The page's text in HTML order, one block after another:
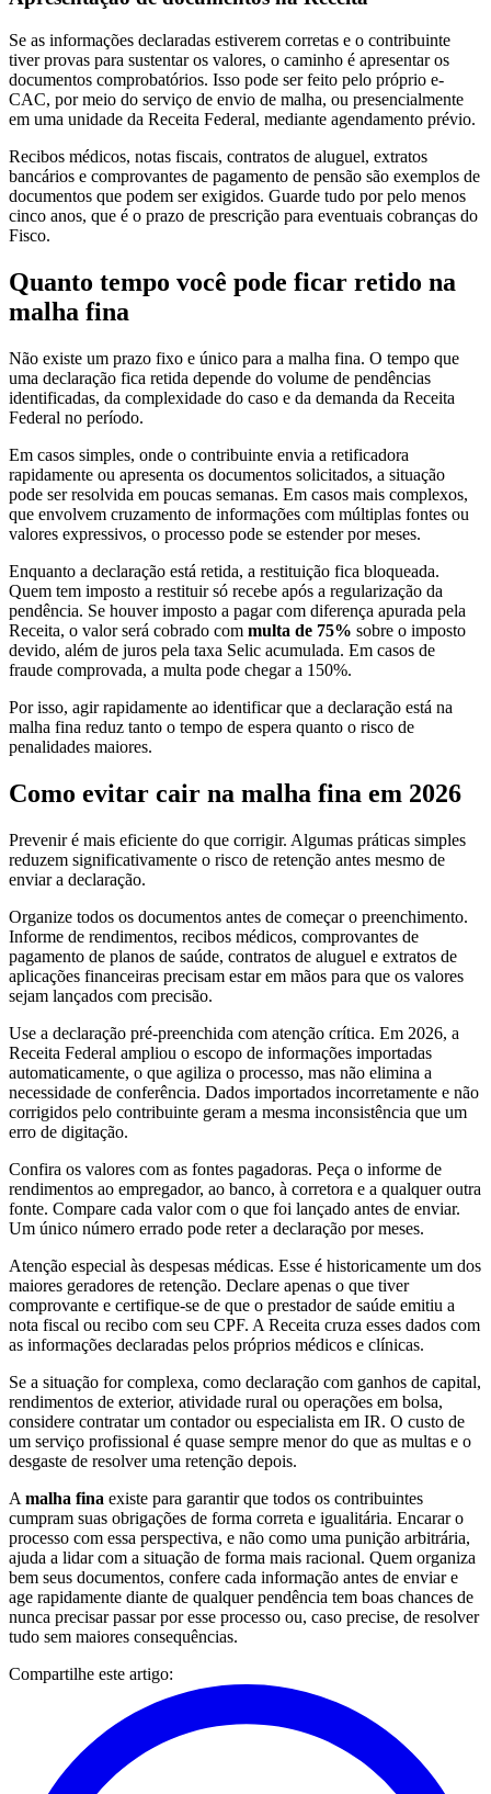
Se as informações declaradas estiverem corretas e o contribuinte
tiver provas para sustentar os valores, o caminho é apresentar os
documentos comprobatórios. Isso pode ser feito pelo próprio e-
CAC, por meio do serviço de envio de malha, ou presencialmente
em uma unidade da Receita Federal, mediante agendamento prévio.
Recibos médicos, notas fiscais, contratos de aluguel, extratos
bancários e comprovantes de pagamento de pensão são exemplos de
documentos que podem ser exigidos. Guarde tudo por pelo menos
cinco anos, que é o prazo de prescrição para eventuais cobranças do
Fisco.
Quanto tempo você pode ficar retido na
malha fina
Não existe um prazo fixo e único para a malha fina. O tempo que
uma declaração fica retida depende do volume de pendências
identificadas, da complexidade do caso e da demanda da Receita
Federal no período.
Em casos simples, onde o contribuinte envia a retificadora
rapidamente ou apresenta os documentos solicitados, a situação
pode ser resolvida em poucas semanas. Em casos mais complexos,
que envolvem cruzamento de informações com múltiplas fontes ou
valores expressivos, o processo pode se estender por meses.
Enquanto a declaração está retida, a restituição fica bloqueada.
Quem tem imposto a restituir só recebe após a regularização da
pendência. Se houver imposto a pagar com diferença apurada pela
Receita, o valor será cobrado com multa de 75% sobre o imposto
devido, além de juros pela taxa Selic acumulada. Em casos de
fraude comprovada, a multa pode chegar a 150%.
Por isso, agir rapidamente ao identificar que a declaração está na
malha fina reduz tanto o tempo de espera quanto o risco de
penalidades maiores.
Como evitar cair na malha fina em 2026
Prevenir é mais eficiente do que corrigir. Algumas práticas simples
reduzem significativamente o risco de retenção antes mesmo de
enviar a declaração.
Organize todos os documentos antes de começar o preenchimento.
Informe de rendimentos, recibos médicos, comprovantes de
pagamento de planos de saúde, contratos de aluguel e extratos de
aplicações financeiras precisam estar em mãos para que os valores
sejam lançados com precisão.
Use a declaração pré-preenchida com atenção crítica. Em 2026, a
Receita Federal ampliou o escopo de informações importadas
automaticamente, o que agiliza o processo, mas não elimina a
necessidade de conferência. Dados importados incorretamente e não
corrigidos pelo contribuinte geram a mesma inconsistência que um
erro de digitação.
Confira os valores com as fontes pagadoras. Peça o informe de
rendimentos ao empregador, ao banco, à corretora e a qualquer outra
fonte. Compare cada valor com o que foi lançado antes de enviar.
Um único número errado pode reter a declaração por meses.
Atenção especial às despesas médicas. Esse é historicamente um dos
maiores geradores de retenção. Declare apenas o que tiver
comprovante e certifique-se de que o prestador de saúde emitiu a
nota fiscal ou recibo com seu CPF. A Receita cruza esses dados com
as informações declaradas pelos próprios médicos e clínicas.
Se a situação for complexa, como declaração com ganhos de capital,
rendimentos de exterior, atividade rural ou operações em bolsa,
considere contratar um contador ou especialista em IR. O custo de
um serviço profissional é quase sempre menor do que as multas e o
desgaste de resolver uma retenção depois.
A malha fina existe para garantir que todos os contribuintes
cumpram suas obrigações de forma correta e igualitária. Encarar o
processo com essa perspectiva, e não como uma punição arbitrária,
ajuda a lidar com a situação de forma mais racional. Quem organiza
bem seus documentos, confere cada informação antes de enviar e
age rapidamente diante de qualquer pendência tem boas chances de
nunca precisar passar por esse processo ou, caso precise, de resolver
tudo sem maiores consequências.
Compartilhe este artigo: